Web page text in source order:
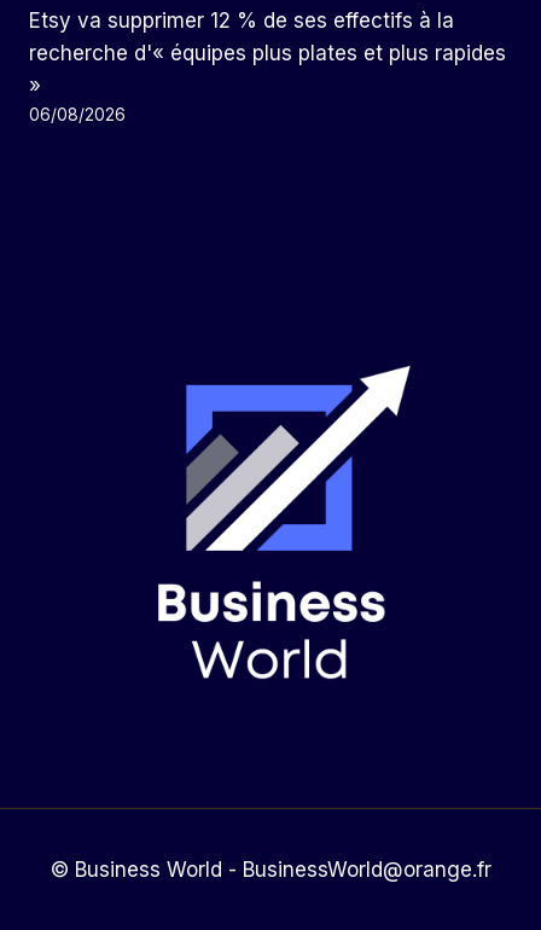
Etsy va supprimer 12 % de ses effectifs à la
recherche d'« équipes plus plates et plus rapides
»
06/08/2026
© Business World - BusinessWorld@orange.fr